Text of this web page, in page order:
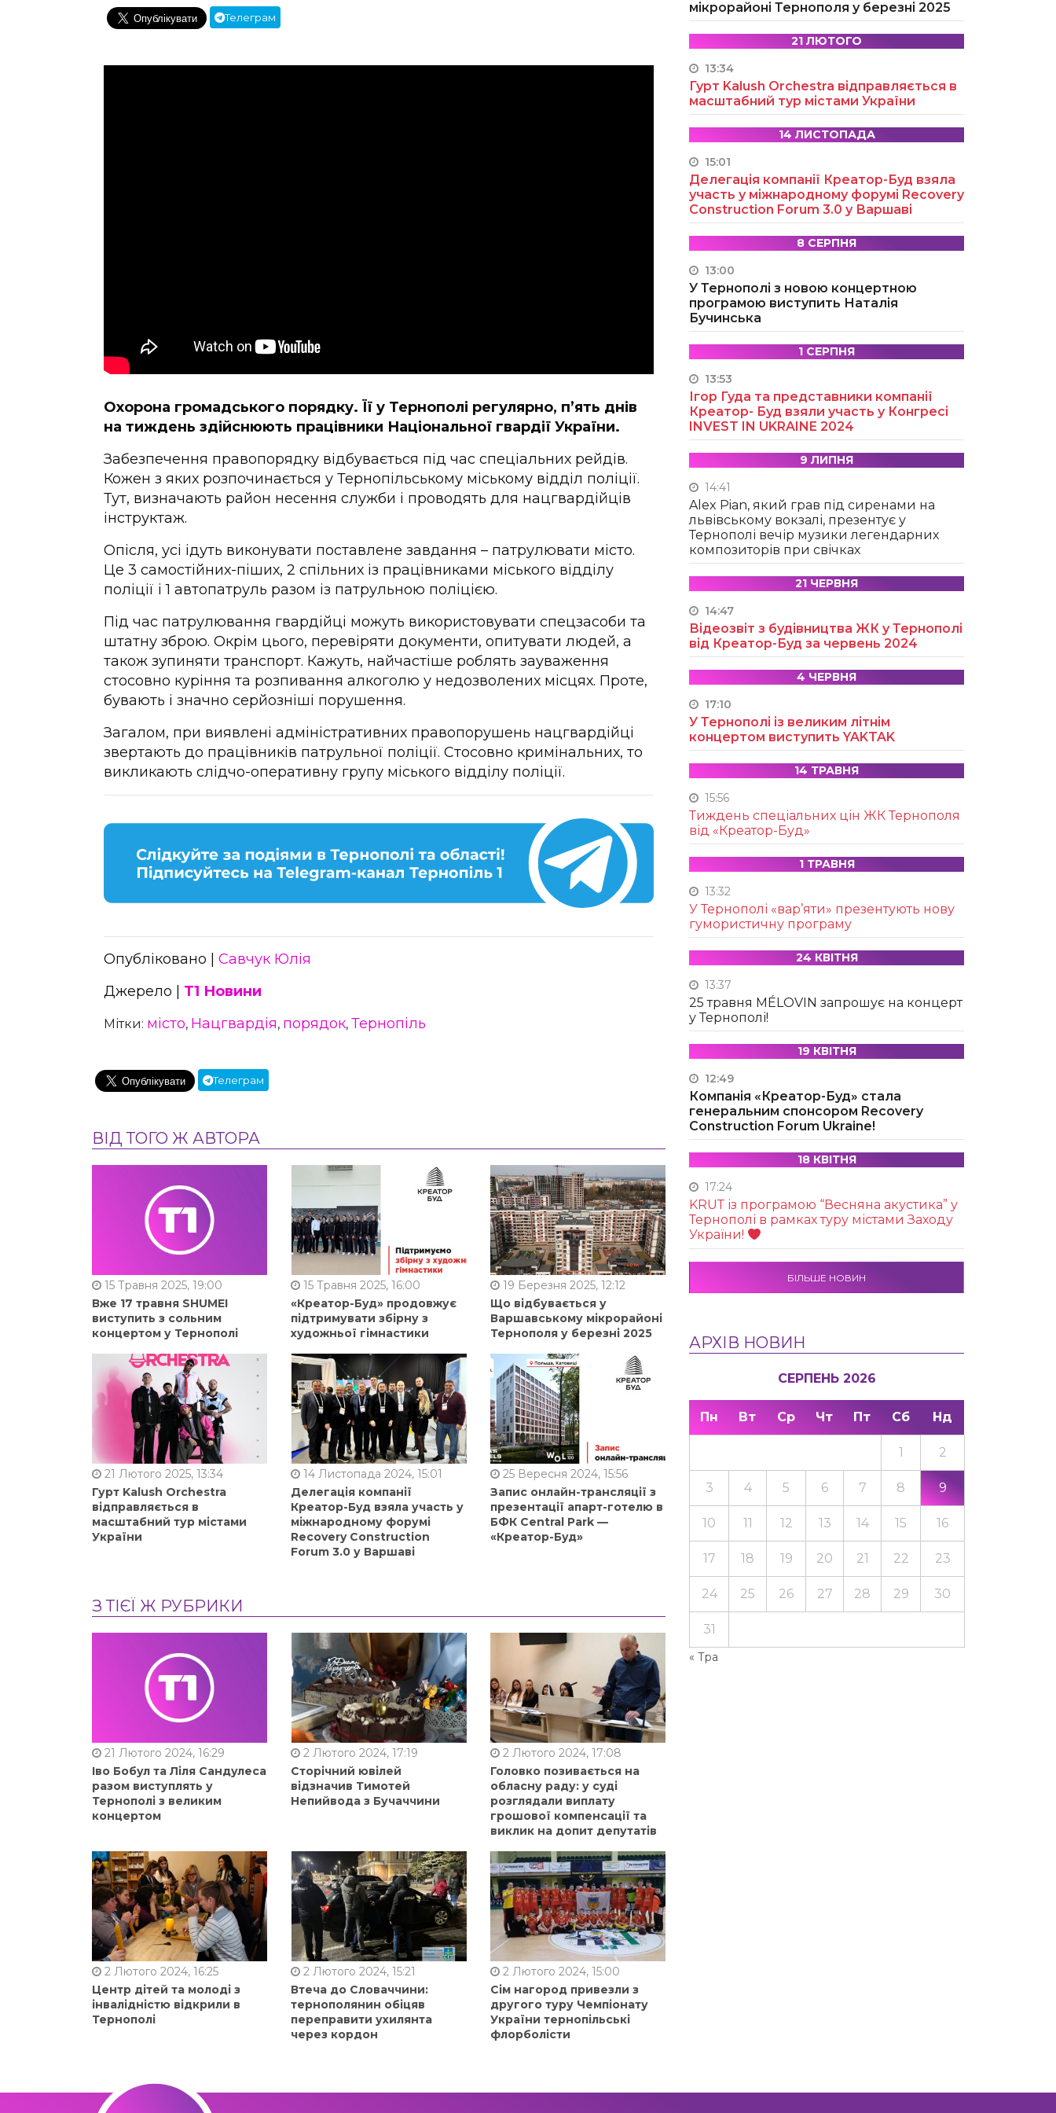
Телеграм
Охорона громадського порядку. Її у Тернополі регулярно, п’ять днів
на тиждень здійснюють працівники Національної гвардії України.
Забезпечення правопорядку відбувається під час спеціальних рейдів.
Кожен з яких розпочинається у Тернопільському міському відділ поліції.
Тут, визначають район несення служби і проводять для нацгвардійців
інструктаж.
Опісля, усі ідуть виконувати поставлене завдання – патрулювати місто.
Це 3 самостійних-піших, 2 спільних із працівниками міського відділу
поліції і 1 автопатруль разом із патрульною поліцією.
Під час патрулювання гвардійці можуть використовувати спецзасоби та
штатну зброю. Окрім цього, перевіряти документи, опитувати людей, а
також зупиняти транспорт. Кажуть, найчастіше роблять зауваження
стосовно куріння та розпивання алкоголю у недозволених місцях. Проте,
бувають і значно серйозніші порушення.
Загалом, при виявлені адміністративних правопорушень нацгвардійці
звертають до працівників патрульної поліції. Стосовно кримінальних, то
викликають слідчо-оперативну групу міського відділу поліції.
Опубліковано | Савчук Юлія
Джерело | Т1 Новини
Мітки: місто, Нацгвардія, порядок, Тернопіль
Телеграм
ВІД ТОГО Ж АВТОРА
15 Травня 2025, 19:00
Вже 17 травня SHUMEI
виступить з сольним
концертом у Тернополі
15 Травня 2025, 16:00
«Креатор-Буд» продовжує
підтримувати збірну з
художньої гімнастики
19 Березня 2025, 12:12
Що відбувається у
Варшавському мікрорайоні
Тернополя у березні 2025
21 Лютого 2025, 13:34
Гурт Kalush Orchestra
відправляється в
масштабний тур містами
України
14 Листопада 2024, 15:01
Делегація компанії
Креатор-Буд взяла участь у
міжнародному форумі
Recovery Construction
Forum 3.0 у Варшаві
25 Вересня 2024, 15:56
Запис онлайн-трансляції з
презентації апарт-готелю в
БФК Central Park —
«Креатор-Буд»
З ТІЄЇ Ж РУБРИКИ
21 Лютого 2024, 16:29
Іво Бобул та Ліля Сандулеса
разом виступлять у
Тернополі з великим
концертом
2 Лютого 2024, 17:19
Сторічний ювілей
відзначив Тимотей
Непийвода з Бучаччини
2 Лютого 2024, 17:08
Головко позивається на
обласну раду: у суді
розглядали виплату
грошової компенсації та
виклик на допит депутатів
2 Лютого 2024, 16:25
Центр дітей та молоді з
інвалідністю відкрили в
Тернополі
2 Лютого 2024, 15:21
Втеча до Словаччини:
тернополянин обіцяв
переправити ухилянта
через кордон
2 Лютого 2024, 15:00
Сім нагород привезли з
другого туру Чемпіонату
України тернопільські
флорболісти
мікрорайоні Тернополя у березні 2025
21 ЛЮТОГО
13:34
Гурт Kalush Orchestra відправляється в
масштабний тур містами України
14 ЛИСТОПАДА
15:01
Делегація компанії Креатор-Буд взяла
участь у міжнародному форумі Recovery
Construction Forum 3.0 у Варшаві
8 СЕРПНЯ
13:00
У Тернополі з новою концертною
програмою виступить Наталія
Бучинська
1 СЕРПНЯ
13:53
Ігор Гуда та представники компанії
Креатор- Буд взяли участь у Конгресі
INVEST IN UKRAINE 2024
9 ЛИПНЯ
14:41
Alex Pian, який грав під сиренами на
львівському вокзалі, презентує у
Тернополі вечір музики легендарних
композиторів при свічках
21 ЧЕРВНЯ
14:47
Відеозвіт з будівництва ЖК у Тернополі
від Креатор-Буд за червень 2024
4 ЧЕРВНЯ
17:10
У Тернополі із великим літнім
концертом виступить YAKTAK
14 ТРАВНЯ
15:56
Тиждень спеціальних цін ЖК Тернополя
від «Креатор-Буд»
1 ТРАВНЯ
13:32
У Тернополі «вар’яти» презентують нову
гумористичну програму
24 КВІТНЯ
13:37
25 травня MÉLOVIN запрошує на концерт
у Тернополі!
19 КВІТНЯ
12:49
Компанія «Креатор-Буд» стала
генеральним спонсором Recovery
Construction Forum Ukraine!
18 КВІТНЯ
17:24
KRUТ із програмою “Весняна акустика” у
Тернополі в рамках туру містами Заходу
України!
БІЛЬШЕ НОВИН
АРХІВ НОВИН
СЕРПЕНЬ 2026
Пн Вт Ср Чт Пт Сб Нд
« Тра
1 2
3 4 5 6 7 8 9
10 11 12 13 14 15 16
17 18 19 20 21 22 23
24 25 26 27 28 29 30
31